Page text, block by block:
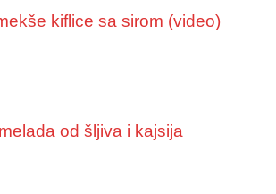
kiflice sa sirom (video)
od šljiva i kajsija